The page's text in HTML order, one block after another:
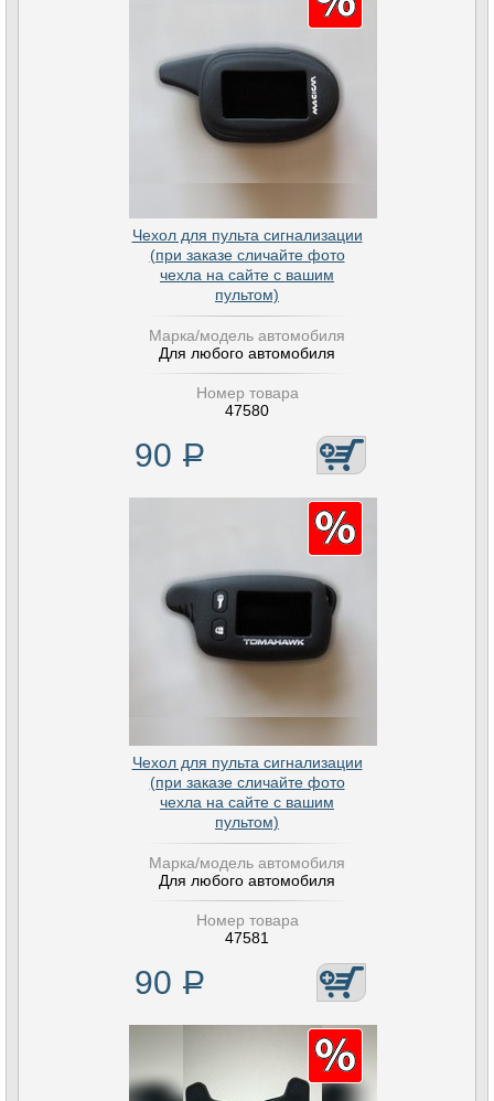
Чехол для пульта сигнализации
(при заказе сличайте фото
чехла на сайте с вашим
пультом)
Марка/модель автомобиля
Для любого автомобиля
Номер товара
47580
90 Р
Чехол для пульта сигнализации
(при заказе сличайте фото
чехла на сайте с вашим
пультом)
Марка/модель автомобиля
Для любого автомобиля
Номер товара
47581
90 Р